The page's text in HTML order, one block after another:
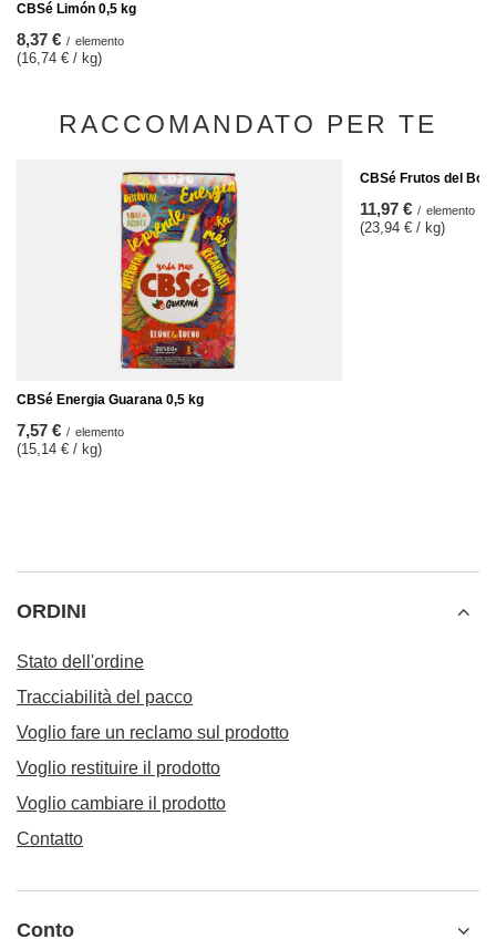
CBSé Limón 0,5 kg
8,37 € / elemento
(16,74 € / kg)
RACCOMANDATO PER TE
CBSé Energia Guarana 0,5 kg
7,57 € / elemento
(15,14 € / kg)
CBSé Frutos del
11,97 € / elemento
(23,94 € / kg)
ORDINI
Stato dell'ordine
Tracciabilità del pacco
Voglio fare un reclamo sul prodotto
Voglio restituire il prodotto
Voglio cambiare il prodotto
Contatto
Conto